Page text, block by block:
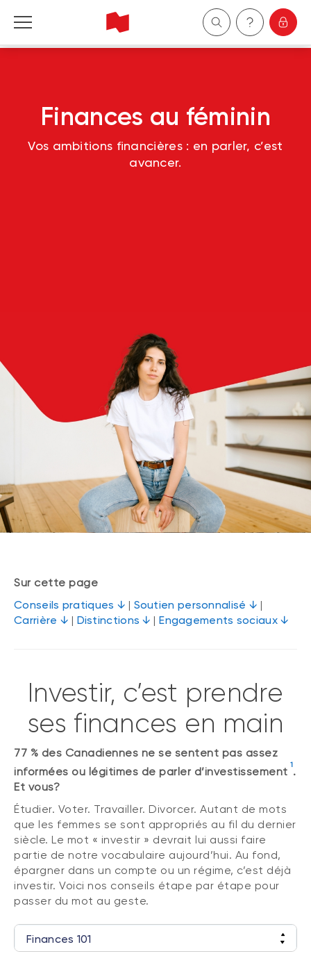
Gestion de patrimoine
Finances au féminin
Vos ambitions financières : en parler, c’est
avancer.
Sur cette page
Conseils pratiques ↓ | Soutien personnalisé ↓ |
Carrière ↓ | Distinctions ↓ |Engagements sociaux ↓
Investir, c’est prendre
ses finances en main
77 % des Canadiennes ne se sentent pas assez
informées ou légitimes de parler d’investissement 1.
Et vous?
Étudier. Voter. Travailler. Divorcer. Autant de mots
que les femmes se sont appropriés au fil du dernier
siècle. Le mot « investir » devrait lui aussi faire
partie de notre vocabulaire aujourd’hui. Au fond,
épargner dans un compte ou un régime, c’est déjà
investir. Voici nos conseils étape par étape pour
passer du mot au geste.
Finances 101